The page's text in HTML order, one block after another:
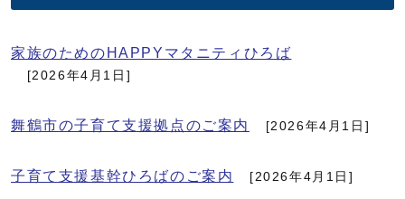
家族のためのHAPPYマタニティひろば
[2026年4月1日]
舞鶴市の子育て支援拠点のご案内 [2026年4月1日]
子育て支援基幹ひろばのご案内 [2026年4月1日]